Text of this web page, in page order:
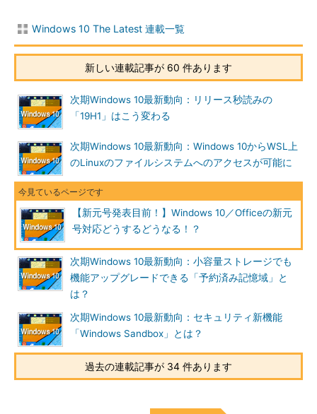
（Microsoft）
もちろん、世の中には日付とはまったく関係のないアプリケー
ションもある。しかし、何らかの形で日付を扱うアプリケーショ
る。
を作るため、新元号対応が必須という場合から、平成が終わった
のに平成のままではカッコ悪いので対応させたい、あるいは西暦
を使っているので元号は不要と、さまざまである。新元号への対
応の必要性は、ユーザーによって違い、必ずしも社内ルールや慣
習だけでは決定できないことがある。
もう一つは、MicrosoftからWindows OS／Office向けの新元号
対応の更新プログラムの提供後、日本国内では10日間の長期にわ
たる休み（ゴールデンウイーク）に入る。さらに、この休みの間
に新元号が有効になり、連休明けには、新元号になっていること
だ。
新元号の対策に必ずしも何らかの作業が必要になるわけでもな
いが、このタイミングでPCにトラブルが起こり、PCや特定のア
プリが動かないといった問題が発生すると、休み前の貴重な時間
ばならない可能性もある。あるいは、休み明けから業務が山積み
Windows 10 The Latest 連載一覧
新しい連載記事が 60 件あります
次期Windows 10最新動向：リリース秒読みの
「19H1」はこう変わる
次期Windows 10最新動向：Windows 10からWSL上
のLinuxのファイルシステムへのアクセスが可能に
【新元号発表目前！】Windows 10／Officeの新元
号対応どうするどうなる！？
次期Windows 10最新動向：小容量ストレージでも
機能アップグレードできる「予約済み記憶域」と
は？
次期Windows 10最新動向：セキュリティ新機能
「Windows Sandbox」とは？
過去の連載記事が 34 件あります